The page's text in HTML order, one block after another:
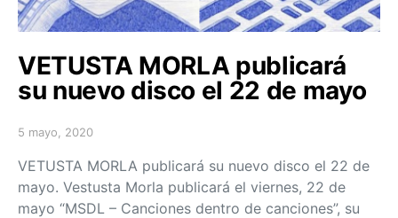
VETUSTA MORLA publicará
su nuevo disco el 22 de mayo
Posted on
5 mayo, 2020
VETUSTA MORLA publicará su nuevo disco el 22 de
mayo. Vestusta Morla publicará el viernes, 22 de
mayo “MSDL – Canciones dentro de canciones”, su